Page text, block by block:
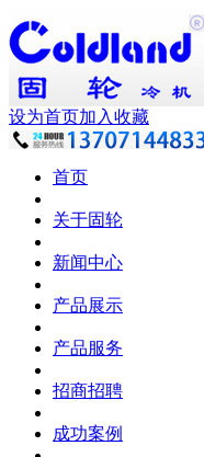
设为首页加入收藏
首页
关于固轮
新闻中心
产品展示
产品服务
招商招聘
成功案例